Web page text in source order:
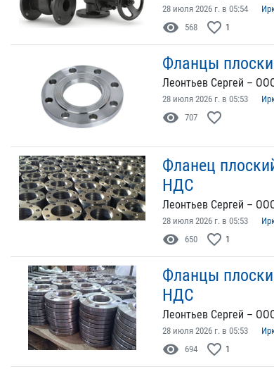
28 июля 2026 г. в 05:54
visibility 568 favorite_border 1
Фланцы
Леонтьев Сергей –
28 июля 2026 г. в 05:53
visibility 707 favorite_border
Фланец
НДС
Леонтьев Сергей –
28 июля 2026 г. в 05:53
visibility 650 favorite_border 1
Фланцы
НДС
Леонтьев Сергей –
28 июля 2026 г. в 05:53
visibility 694 favorite_border 1